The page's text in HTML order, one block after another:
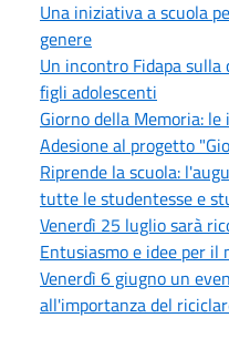
Una iniziativa a scuola
genere
Un incontro Fidapa
figli adolescenti
Giorno della Memoria:
Adesione al progetto
Riprende la scuola:
tutte le studentesse e
Venerdì 25 luglio sarà
Entusiasmo e idee per il
Venerdì 6 giugno un
all'importanza del